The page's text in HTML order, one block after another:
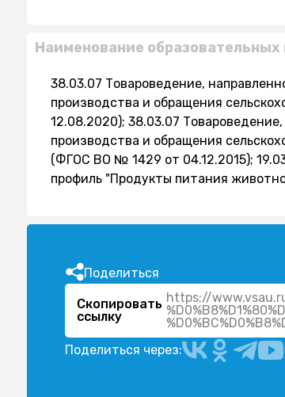
Наименование образовательных
38.03.07 Товароведение,
производства и обращения
12.08.2020); 38.03.07
производства и обращения
(ФГОС ВО № 1429 от 04.12.2015);
профиль "Продукты питания
Поделиться
Скопировать
ссылку
https://
Поделиться через: